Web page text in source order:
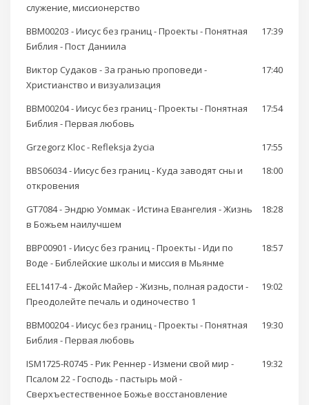
служение, миссионерство
BBM00203 - Иисус без границ - Проекты - Понятная
Библия - Пост Даниила
17:39
Виктор Судаков - За гранью проповеди -
Христианство и визуализация
17:40
BBM00204 - Иисус без границ - Проекты - Понятная
Библия - Первая любовь
17:54
Grzegorz Kloc - Refleksja życia
17:55
BBS06034 - Иисус без границ - Куда заводят сны и
откровения
18:00
GT7084 - Эндрю Уоммак - Истина Евангелия - Жизнь
в Божьем наилучшем
18:28
BBP00901 - Иисус без границ - Проекты - Иди по
Воде - Библейские школы и миссия в Мьянме
18:57
EEL1417-4 - Джойс Майер - Жизнь, полная радости -
Преодолейте печаль и одиночество 1
19:02
BBM00204 - Иисус без границ - Проекты - Понятная
Библия - Первая любовь
19:30
ISM1725-R0745 - Рик Реннер - Измени свой мир -
Псалом 22 - Господь - пастырь мой -
Сверхъестественное Божье восстановление
19:32